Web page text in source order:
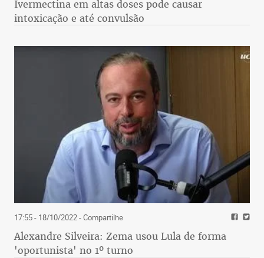
Ivermectina em altas doses pode causar
intoxicação e até convulsão
17:55 - 18/10/2022- Compartilhe
Alexandre Silveira: Zema usou Lula de forma
'oportunista' no 1º turno